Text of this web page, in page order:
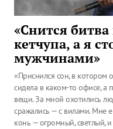
«Снится
кетчупа, а я
мужчинами»
«Приснился сон, в котором
сидела в каком-то офисе, а
вещи. За мной охотились
сражались — с вилами. Мне
конь — огромный, светлый,